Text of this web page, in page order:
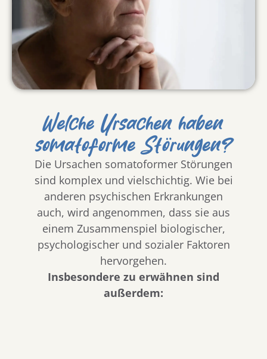
Welche Ursachen haben
somatoforme Störungen?
Die Ursachen somatoformer Störungen
sind komplex und vielschichtig. Wie bei
anderen psychischen Erkrankungen
auch, wird angenommen, dass sie aus
einem Zusammenspiel biologischer,
psychologischer und sozialer Faktoren
hervorgehen.
Insbesondere zu erwähnen sind
außerdem: